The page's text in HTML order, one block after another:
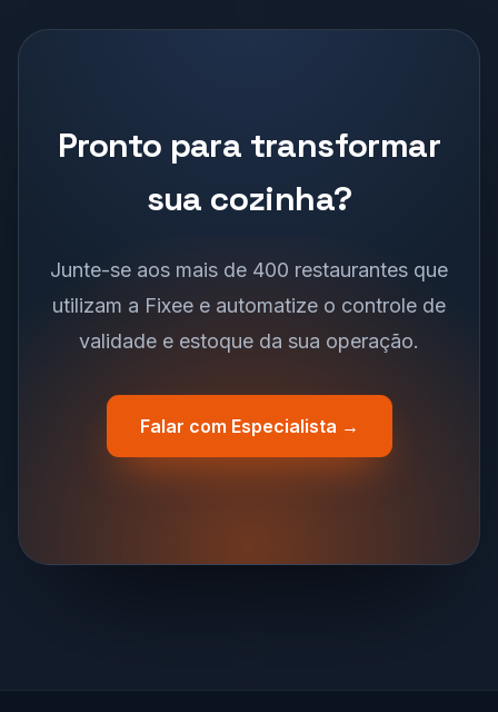
Pronto para transformar
sua cozinha?
Junte-se aos mais de 400 restaurantes que
utilizam a Fixee e automatize o controle de
validade e estoque da sua operação.
Falar com Especialista →